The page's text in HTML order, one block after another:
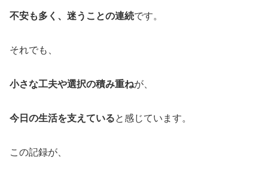
不安も多く、迷うことの連続です。
それでも、
小さな工夫や選択の積み重ねが、
今日の生活を支えていると感じています。
この記録が、